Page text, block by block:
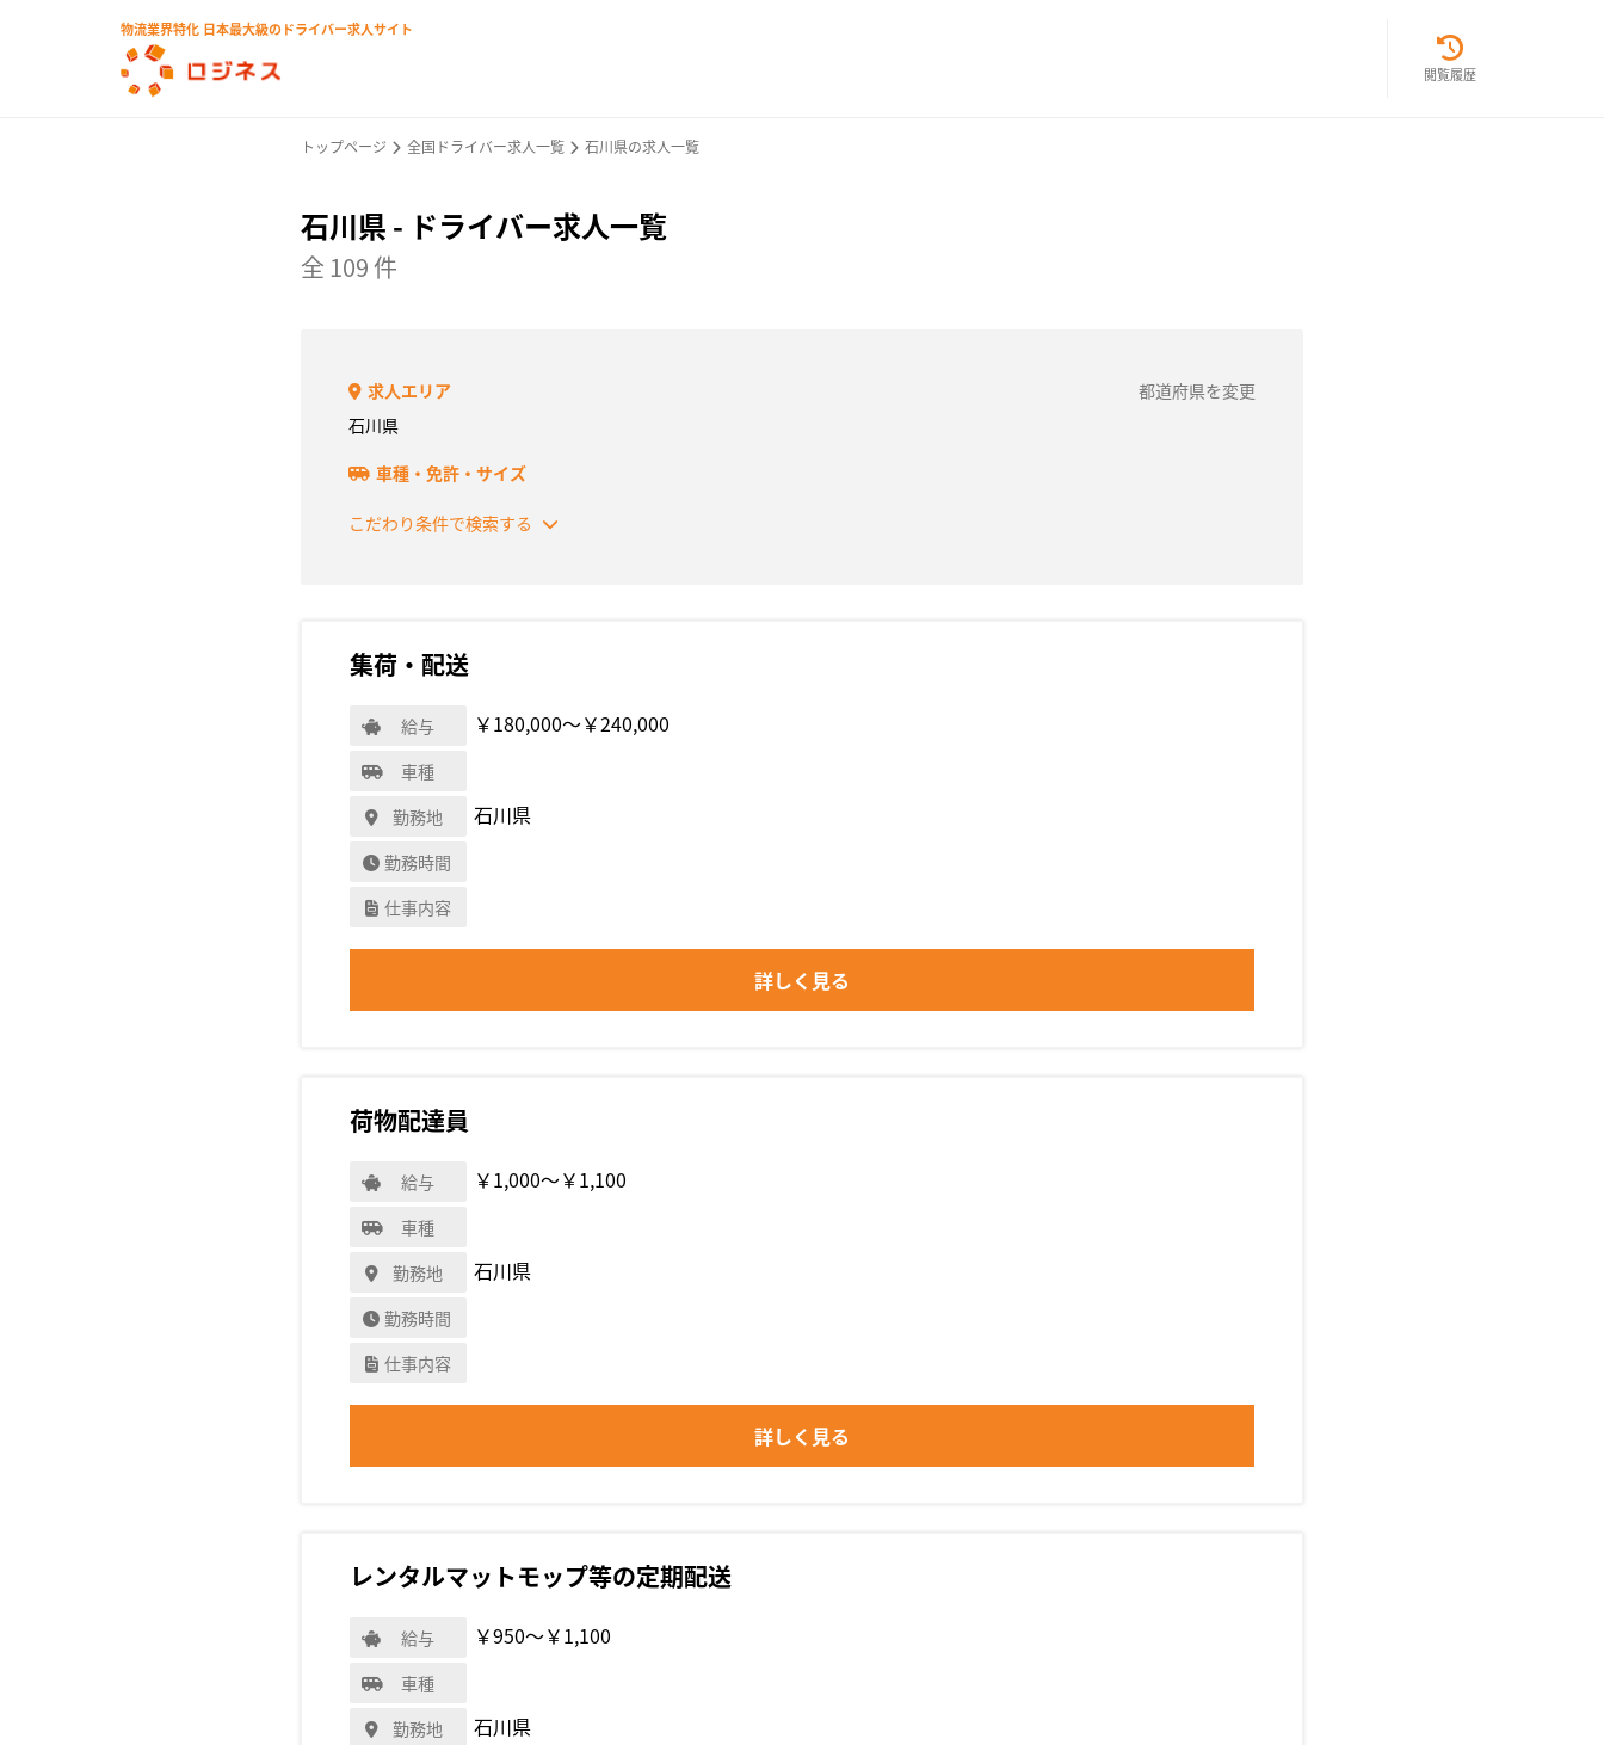
物流業界特化 日本最大級のドライバー求人サイト
閲覧履歴
トップページ 全国ドライバー求人一覧 石川県の求人一覧
石川県 - ドライバー求人一覧
全 109 件
求人エリア
都道府県を変更
石川県
車種・免許・サイズ
こだわり条件で検索する
集荷・配送
給与 ￥180,000〜￥240,000
車種
勤務地
石川県
勤務時間
仕事内容
詳しく見る
荷物配達員
給与 ￥1,000〜￥1,100
車種
勤務地
石川県
勤務時間
仕事内容
詳しく見る
レンタルマットモップ等の定期配送
給与 ￥950〜￥1,100
車種
勤務地
石川県